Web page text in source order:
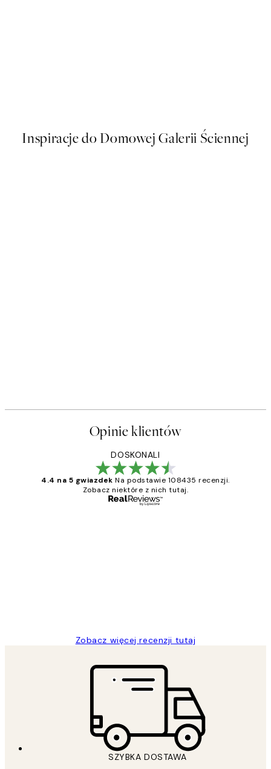
Inspiracje do Domowej Galerii Ściennej
Opinie klientów
DOSKONALI
4.4 na 5 gwiazdek Na podstawie 108435 recenzji.
Zobacz niektóre z nich tutaj.
Zobacz więcej recenzji tutaj
SZYBKA DOSTAWA